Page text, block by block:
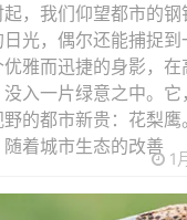
，我们仰望都市的
光，偶尔还能捕捉
雅而迅捷的身影，在
入一片绿意之中。
的都市新贵：花梨
着城市生态的改善
1